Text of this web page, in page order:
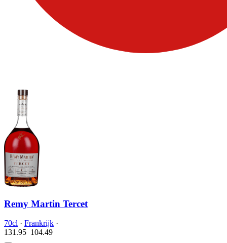
Remy Martin Tercet
70cl · Frankrijk ·
131.95 104.49